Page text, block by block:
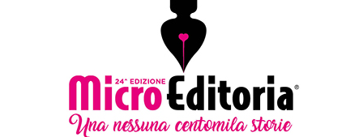
Mercoledì sera 24 giugno alle
18.00 con TAGLI & RITAGLI di
Angelica Gerosa (TOPIPITTORI)
1 mese ago on 23 Giugno 2026
By Redazione Leggere:tutti